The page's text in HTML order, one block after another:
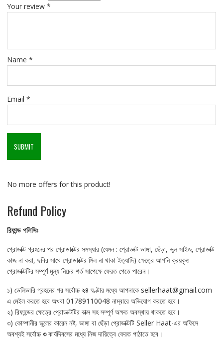
Your review *
Name *
Email *
No more offers for this product!
Refund Policy
রিফান্ড পলিসিঃ
প্রোডাক্ট গ্রহনের পর প্রোডাক্টের সমস্যার (যেমন : প্রোডাক্ট ভাঙ্গা, ছেঁড়া, ভুল সাইজ, প্রোডাক্ট
কাজ না করা, ছবির সাথে প্রোডাক্টের মিল না থাকা ইত্যাদি) ক্ষেত্রে আপনি ক্রয়কৃত
প্রোডাক্টটির সম্পূর্ণ মূল্য নিচের শর্ত সাপেক্ষে ফেরত পেতে পারেন।
১) ডেলিভারি গ্রহনের পর সর্বোচ্চ২৪ ঘণ্টার মধ্যে আপনাকে sellerhaat@gmail.com
এ মেইল করতে হবে অখবা 01789110048 নাম্বারে অভিযোগ করতে হবে।
২) রিফান্ডের ক্ষেত্রে প্রোডাক্টটির বাক্স সহ সম্পূর্ণ অক্ষত অবস্থায় থাকতে হবে।
৩) কোম্পানীর ভুলের কারেন নষ্ট, ভাঙ্গা বা ছেঁড়া প্রোডাক্টটি Seller Haat-এর অফিসে
অবশ্যই সর্বোচ্চ৩কার্যদিবসের মধ্যে নিজ দায়িত্বে ফেরত পাঠাতে হবে।